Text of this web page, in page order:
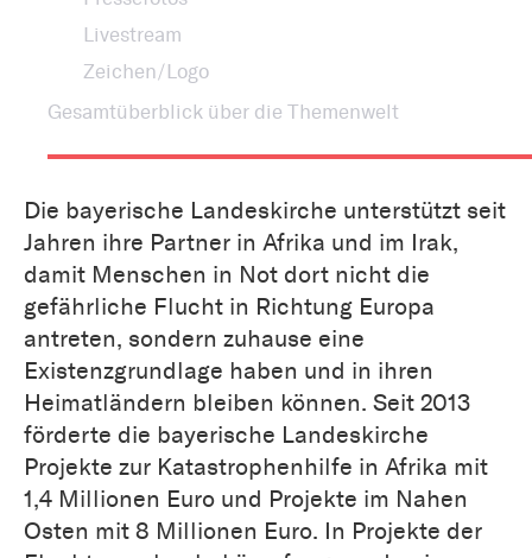
Livestream
Zeichen/Logo
Gesamtüberblick über die Themenwelt
Die bayerische Landeskirche unterstützt seit
Jahren ihre Partner in Afrika und im Irak,
damit Menschen in Not dort nicht die
gefährliche Flucht in Richtung Europa
antreten, sondern zuhause eine
Existenzgrundlage haben und in ihren
Heimatländern bleiben können. Seit 2013
förderte die bayerische Landeskirche
Projekte zur Katastrophenhilfe in Afrika mit
1,4 Millionen Euro und Projekte im Nahen
Osten mit 8 Millionen Euro. In Projekte der